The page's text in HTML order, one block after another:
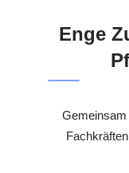
Enge
Gemeinsam